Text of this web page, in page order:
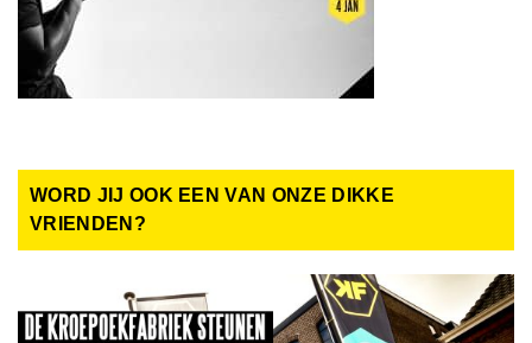
WORD JIJ OOK EEN VAN ONZE DIKKE
VRIENDEN?